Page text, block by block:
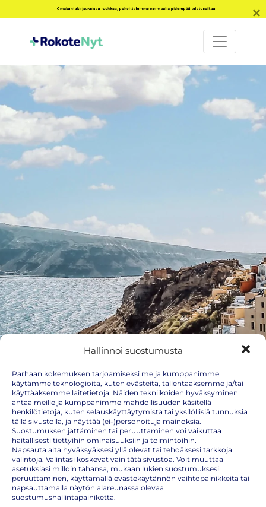
Hallinnoi suostumusta
Parhaan kokemuksen tarjoamiseksi me ja kumppanimme
käytämme teknologioita, kuten evästeitä, tallentaaksemme ja/tai
käyttääksemme laitetietoja. Näiden tekniikoiden hyväksyminen
antaa meille ja kumppanimme mahdollisuuden käsitellä
henkilötietoja, kuten selauskäyttäytymistä tai yksilöllisiä tunnuksia
tällä sivustolla, ja näyttää (ei-)personoituja mainoksia.
Suostumuksen jättäminen tai peruuttaminen voi vaikuttaa
haitallisesti tiettyihin ominaisuuksiin ja toimintoihin.
Napsauta alta hyväksyäksesi yllä olevat tai tehdäksesi tarkkoja
valintoja. Valintasi koskevat vain tätä sivustoa. Voit muuttaa
asetuksiasi milloin tahansa, mukaan lukien suostumuksesi
peruuttaminen, käyttämällä evästekäytännön vaihtopainikkeita tai
napsauttamalla näytön alareunassa olevaa
suostumushallintapainiketta.
Kreikka rokotukset
Omakantakirjauksissa ruuhkaa, pahoittelemme normaalia pidempää odotusaikaa!